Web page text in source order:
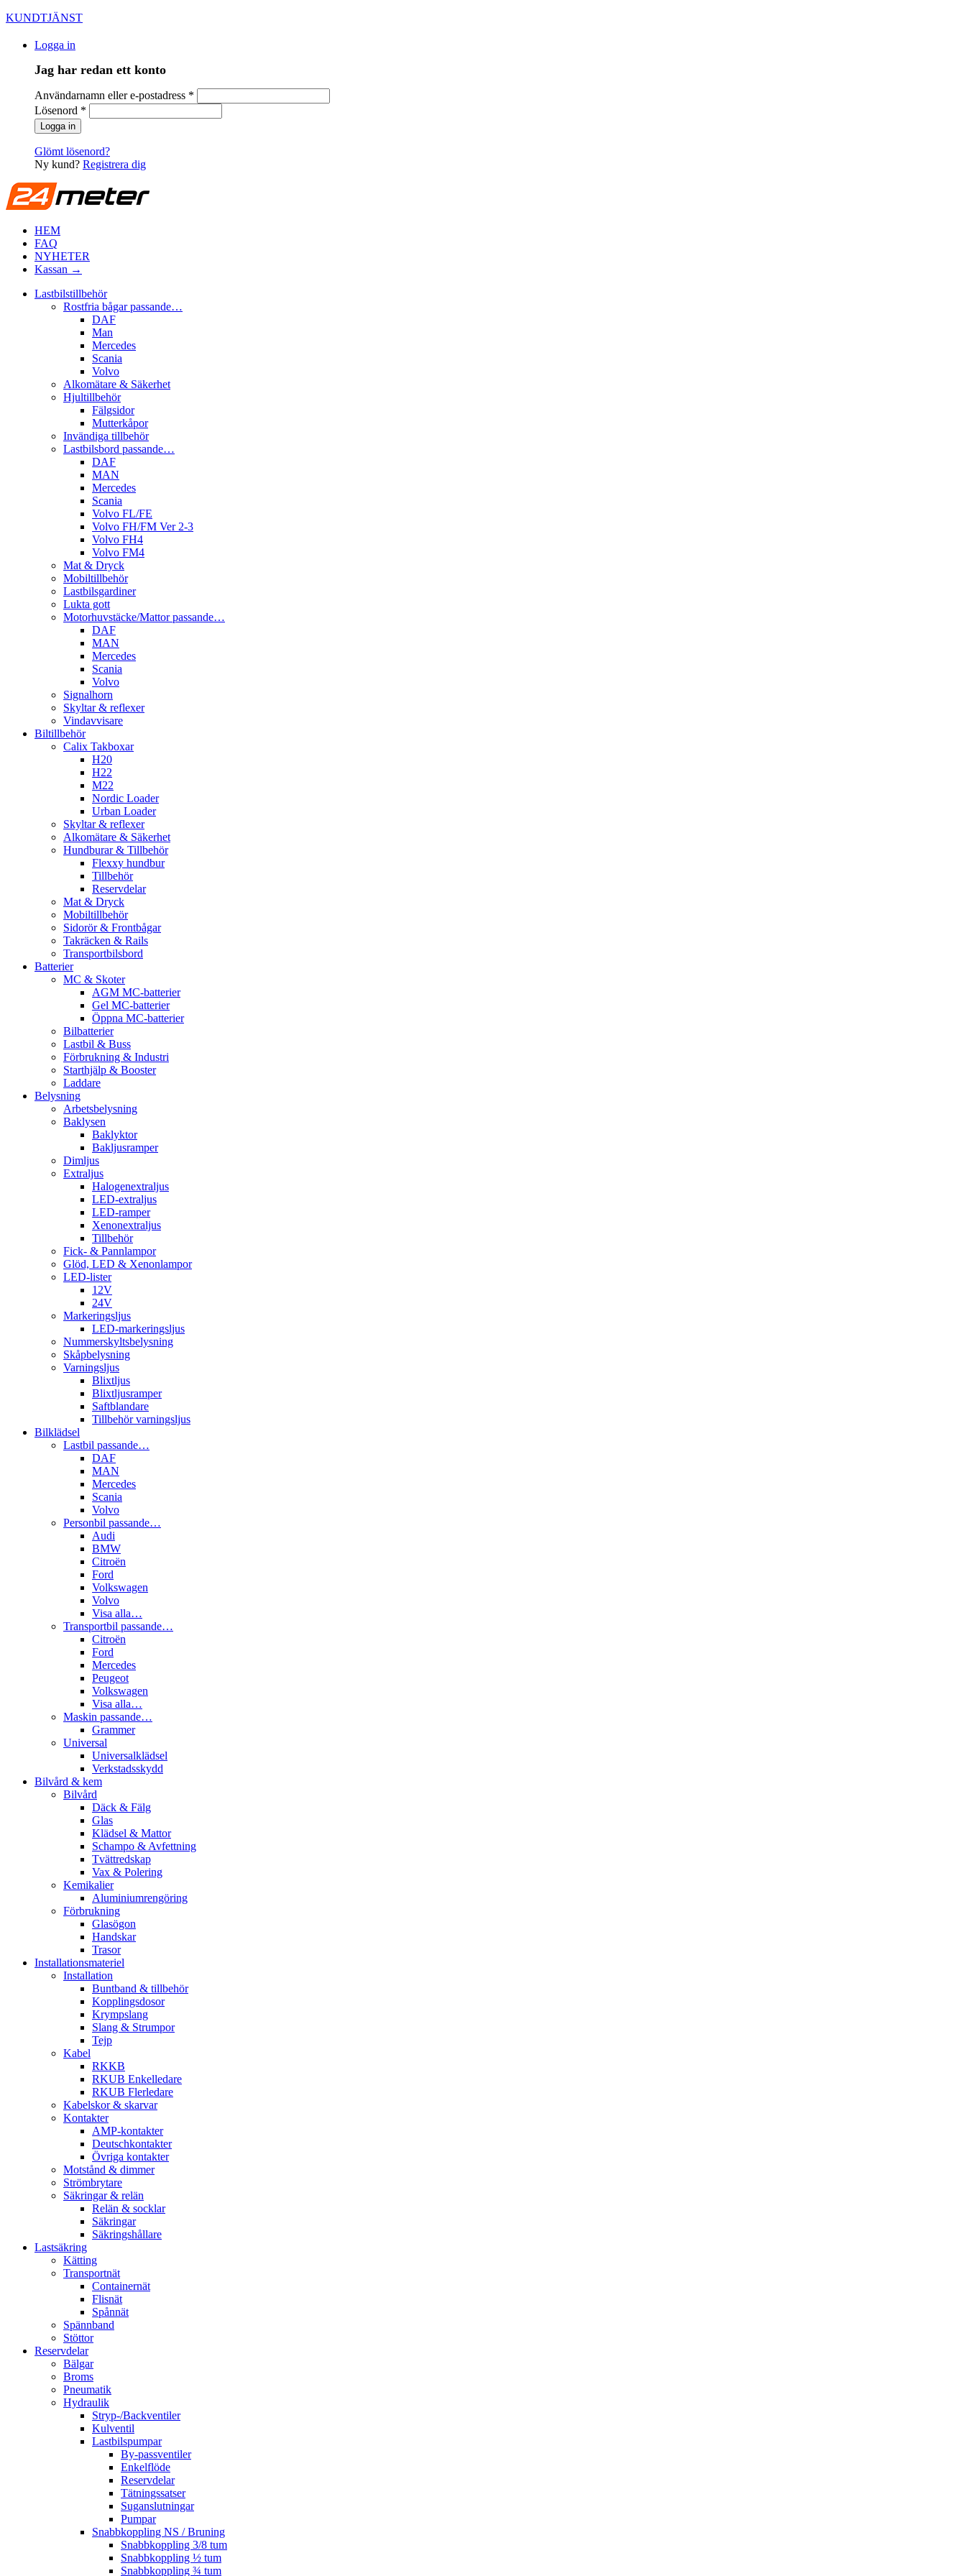
KUNDTJÄNST
Logga in
Jag har redan ett konto
Användarnamn eller e-postadress *
Lösenord *
Glömt lösenord?
Ny kund? Registrera dig
HEM
FAQ
NYHETER
Kassan →
Lastbilstillbehör
Rostfria bågar passande…
DAF
Man
Mercedes
Scania
Volvo
Alkomätare & Säkerhet
Hjultillbehör
Fälgsidor
Mutterkåpor
Invändiga tillbehör
Lastbilsbord passande…
DAF
MAN
Mercedes
Scania
Volvo FL/FE
Volvo FH/FM Ver 2-3
Volvo FH4
Volvo FM4
Mat & Dryck
Mobiltillbehör
Lastbilsgardiner
Lukta gott
Motorhuvstäcke/Mattor passande…
DAF
MAN
Mercedes
Scania
Volvo
Signalhorn
Skyltar & reflexer
Vindavvisare
Biltillbehör
Calix Takboxar
H20
H22
M22
Nordic Loader
Urban Loader
Skyltar & reflexer
Alkomätare & Säkerhet
Hundburar & Tillbehör
Flexxy hundbur
Tillbehör
Reservdelar
Mat & Dryck
Mobiltillbehör
Sidorör & Frontbågar
Takräcken & Rails
Transportbilsbord
Batterier
MC & Skoter
AGM MC-batterier
Gel MC-batterier
Öppna MC-batterier
Bilbatterier
Lastbil & Buss
Förbrukning & Industri
Starthjälp & Booster
Laddare
Belysning
Arbetsbelysning
Baklysen
Baklyktor
Bakljusramper
Dimljus
Extraljus
Halogenextraljus
LED-extraljus
LED-ramper
Xenonextraljus
Tillbehör
Fick- & Pannlampor
Glöd, LED & Xenonlampor
LED-lister
12V
24V
Markeringsljus
LED-markeringsljus
Nummerskyltsbelysning
Skåpbelysning
Varningsljus
Blixtljus
Blixtljusramper
Saftblandare
Tillbehör varningsljus
Bilklädsel
Lastbil passande…
DAF
MAN
Mercedes
Scania
Volvo
Personbil passande…
Audi
BMW
Citroën
Ford
Volkswagen
Volvo
Visa alla…
Transportbil passande…
Citroën
Ford
Mercedes
Peugeot
Volkswagen
Visa alla…
Maskin passande…
Grammer
Universal
Universalklädsel
Verkstadsskydd
Bilvård & kem
Bilvård
Däck & Fälg
Glas
Klädsel & Mattor
Schampo & Avfettning
Tvättredskap
Vax & Polering
Kemikalier
Aluminiumrengöring
Förbrukning
Glasögon
Handskar
Trasor
Installationsmateriel
Installation
Buntband & tillbehör
Kopplingsdosor
Krympslang
Slang & Strumpor
Tejp
Kabel
RKKB
RKUB Enkelledare
RKUB Flerledare
Kabelskor & skarvar
Kontakter
AMP-kontakter
Deutschkontakter
Övriga kontakter
Motstånd & dimmer
Strömbrytare
Säkringar & relän
Relän & socklar
Säkringar
Säkringshållare
Lastsäkring
Kätting
Transportnät
Containernät
Flisnät
Spånnät
Spännband
Stöttor
Reservdelar
Bälgar
Broms
Pneumatik
Hydraulik
Stryp-/Backventiler
Kulventil
Lastbilspumpar
By-passventiler
Enkelflöde
Reservdelar
Tätningssatser
Suganslutningar
Pumpar
Snabbkoppling NS / Bruning
Snabbkoppling 3/8 tum
Snabbkoppling ½ tum
Snabbkoppling ¾ tum